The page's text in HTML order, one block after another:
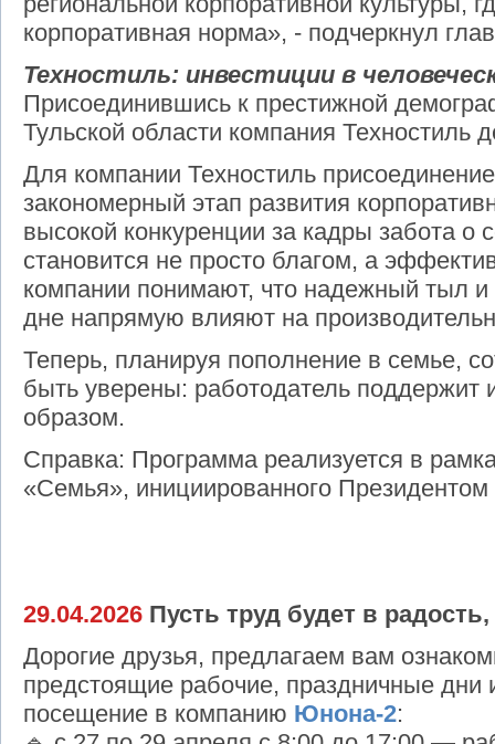
корпоративная норма», - подчеркнул
Техностиль: инвестиции в
Присоединившись к престижной
Тульской области компания Техностиль
Для компании Техностиль
закономерный этап развития
высокой конкуренции за кадры забота о
становится не просто благом, а
компании понимают, что надежный тыл
дне напрямую влияют на
Теперь, планируя пополнение в семье,
быть уверены: работодатель
образом.
Справка: Программа реализуется в
«Семья», инициированного
29.04.2026 Пусть труд будет в
Дорогие друзья, предлагаем вам
предстоящие рабочие, праздничные дни
посещение в компанию Юнона-2: